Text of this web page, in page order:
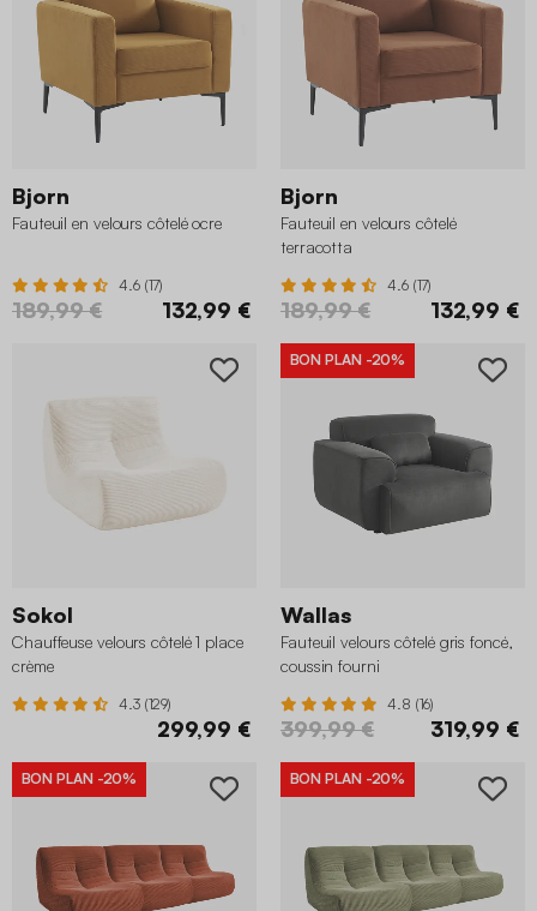
Bjorn
Fauteuil en velours côtelé ocre
4.6 (17)
189,99 € 132,99 €
Bjorn
Fauteuil en velours côtelé
terracotta
4.6 (17)
189,99 € 132,99 €
Sokol
Chauffeuse velours côtelé 1 place
crème
4.3 (129)
299,99 €
BON PLAN -20%
Wallas
Fauteuil velours côtelé gris foncé,
coussin fourni
4.8 (16)
399,99 € 319,99 €
BON PLAN -20% BON PLAN -20%